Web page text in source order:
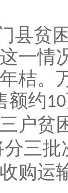
县贫
一情
桔。
额约10
户贫
三
购运